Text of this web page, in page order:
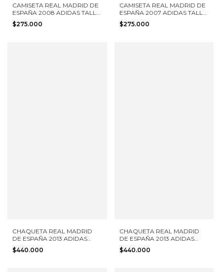
CAMISETA REAL MADRID DE
ESPAÑA 2008 ADIDAS TALLA
M NUEVA CON ETIQUETAS
$275.000
CAMISETA REAL MADRID DE
ESPAÑA 2007 ADIDAS TALLA
M NUEVA CON ETIQUETAS
$275.000
CHAQUETA REAL MADRID
DE ESPAÑA 2013 ADIDAS
TALLA L NUEVA CON
ETIQUETAS
$440.000
CHAQUETA REAL MADRID
DE ESPAÑA 2013 ADIDAS
TALLA L NUEVA CON
ETIQUETAS
$440.000